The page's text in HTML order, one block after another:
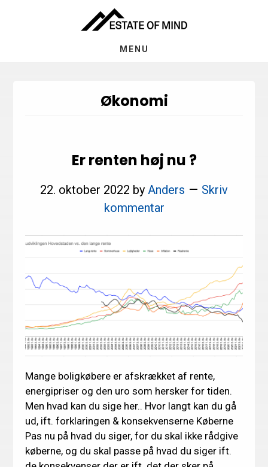
MENU
Økonomi
Er renten høj nu ?
22. oktober 2022 by Anders
Skriv
kommentar
Mange boligkøbere er afskrækket af rente,
energipriser og den uro som hersker for tiden.
Men hvad kan du sige her.. Hvor langt kan du gå
ud, ift. forklaringen & konsekvenserne Køberne
Pas nu på hvad du siger, for du skal ikke rådgive
køberne, og du skal passe på hvad du siger ift.